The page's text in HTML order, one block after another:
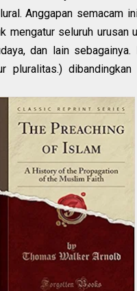
Anggapan semacam
mengatur seluruh urusan
dan lain
pluralitas.)